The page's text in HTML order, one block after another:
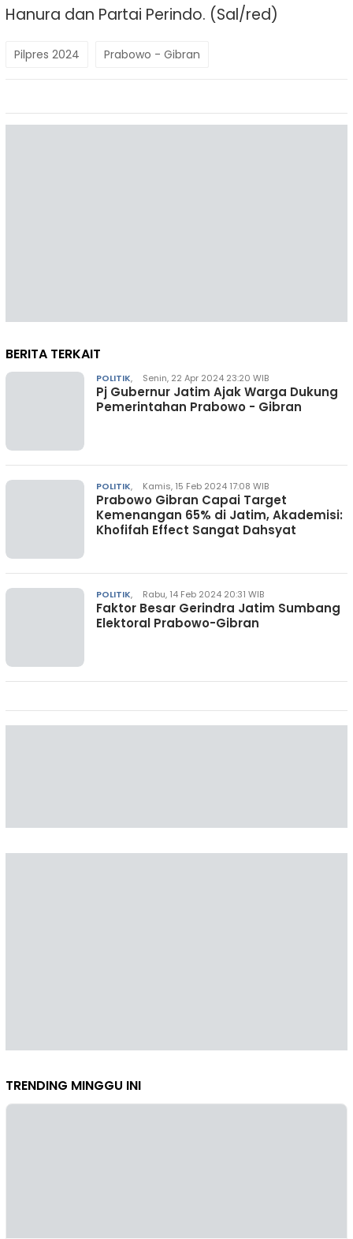
Hanura dan Partai Perindo. (Sal/red)
Pilpres 2024 Prabowo - Gibran
BERITA TERKAIT
POLITIK, Senin, 22 Apr 2024 23:20 WIB
Pj Gubernur Jatim Ajak Warga Dukung
Pemerintahan Prabowo - Gibran
POLITIK, Kamis, 15 Feb 2024 17:08 WIB
Prabowo Gibran Capai Target
Kemenangan 65% di Jatim, Akademisi:
Khofifah Effect Sangat Dahsyat
POLITIK, Rabu, 14 Feb 2024 20:31 WIB
Faktor Besar Gerindra Jatim Sumbang
Elektoral Prabowo-Gibran
TRENDING MINGGU INI